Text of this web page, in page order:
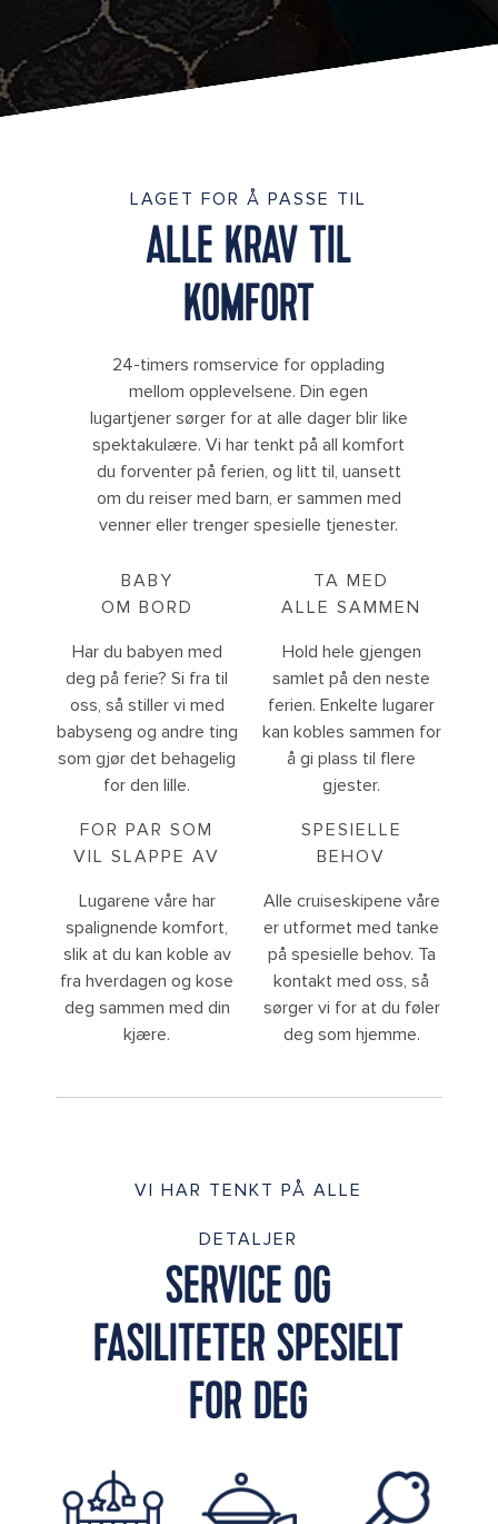
LAGET FOR Å PASSE TIL
ALLE KRAV TIL
KOMFORT
24-timers romservice for opplading
mellom opplevelsene. Din egen
lugartjener sørger for at alle dager blir like
spektakulære. Vi har tenkt på all komfort
du forventer på ferien, og litt til, uansett
om du reiser med barn, er sammen med
venner eller trenger spesielle tjenester.
BABY
OM BORD
Har du babyen med
deg på ferie? Si fra til
oss, så stiller vi med
babyseng og andre ting
som gjør det behagelig
for den lille.
TA MED
ALLE SAMMEN
Hold hele gjengen
samlet på den neste
ferien. Enkelte lugarer
kan kobles sammen for
å gi plass til flere
gjester.
FOR PAR SOM
VIL SLAPPE AV
Lugarene våre har
spalignende komfort,
slik at du kan koble av
fra hverdagen og kose
deg sammen med din
kjære.
SPESIELLE
BEHOV
Alle cruiseskipene våre
er utformet med tanke
på spesielle behov. Ta
kontakt med oss, så
sørger vi for at du føler
deg som hjemme.
VI HAR TENKT PÅ ALLE
DETALJER
SERVICE OG
FASILITETER SPESIELT
FOR DEG